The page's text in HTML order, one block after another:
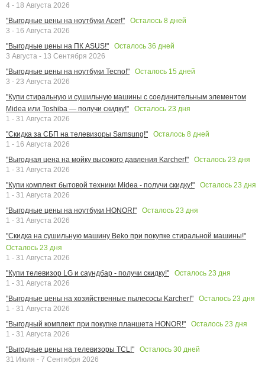
4 - 18 Августа 2026
"Выгодные цены на ноутбуки Acer!"
Осталось 8 дней
3 - 16 Августа 2026
"Выгодные цены на ПК ASUS!"
Осталось 36 дней
3 Августа - 13 Сентября 2026
"Выгодные цены на ноутбуки Tecno!"
Осталось 15 дней
3 - 23 Августа 2026
"Купи стиральную и сушильную машины с соединительным элементом
Midea или Toshiba — получи скидку!"
Осталось 23 дня
1 - 31 Августа 2026
"Скидка за СБП на телевизоры Samsung!"
Осталось 8 дней
1 - 16 Августа 2026
"Выгодная цена на мойку высокого давления Karcher!"
Осталось 23 дня
1 - 31 Августа 2026
"Купи комплект бытовой техники Midea - получи скидку!"
Осталось 23 дня
1 - 31 Августа 2026
"Выгодные цены на ноутбуки HONOR!"
Осталось 23 дня
1 - 31 Августа 2026
"Скидка на сушильную машину Beko при покупке стиральной машины!"
Осталось 23 дня
1 - 31 Августа 2026
"Купи телевизор LG и саундбар - получи скидку!"
Осталось 23 дня
1 - 31 Августа 2026
"Выгодные цены на хозяйственные пылесосы Karcher!"
Осталось 23 дня
1 - 31 Августа 2026
"Выгодный комплект при покупке планшета HONOR!"
Осталось 23 дня
1 - 31 Августа 2026
"Выгодные цены на телевизоры TCL!"
Осталось 30 дней
31 Июля - 7 Сентября 2026